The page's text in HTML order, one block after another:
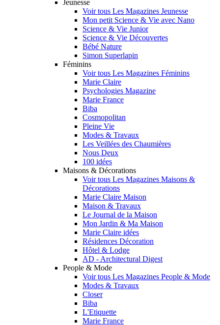
Jeunesse
Voir tous Les Magazines Jeunesse
Mon petit Science & Vie avec Nano
Science & Vie Junior
Science & Vie Découvertes
Bébé Nature
Simon Superlapin
Féminins
Voir tous Les Magazines Féminins
Marie Claire
Psychologies Magazine
Marie France
Biba
Cosmopolitan
Pleine Vie
Modes & Travaux
Les Veillées des Chaumières
Nous Deux
100 idées
Maisons & Décorations
Voir tous Les Magazines Maisons &
Décorations
Marie Claire Maison
Maison & Travaux
Le Journal de la Maison
Mon Jardin & Ma Maison
Marie Claire idées
Résidences Décoration
Hôtel & Lodge
AD - Architectural Digest
People & Mode
Voir tous Les Magazines People & Mode
Modes & Travaux
Closer
Biba
L'Etiquette
Marie France